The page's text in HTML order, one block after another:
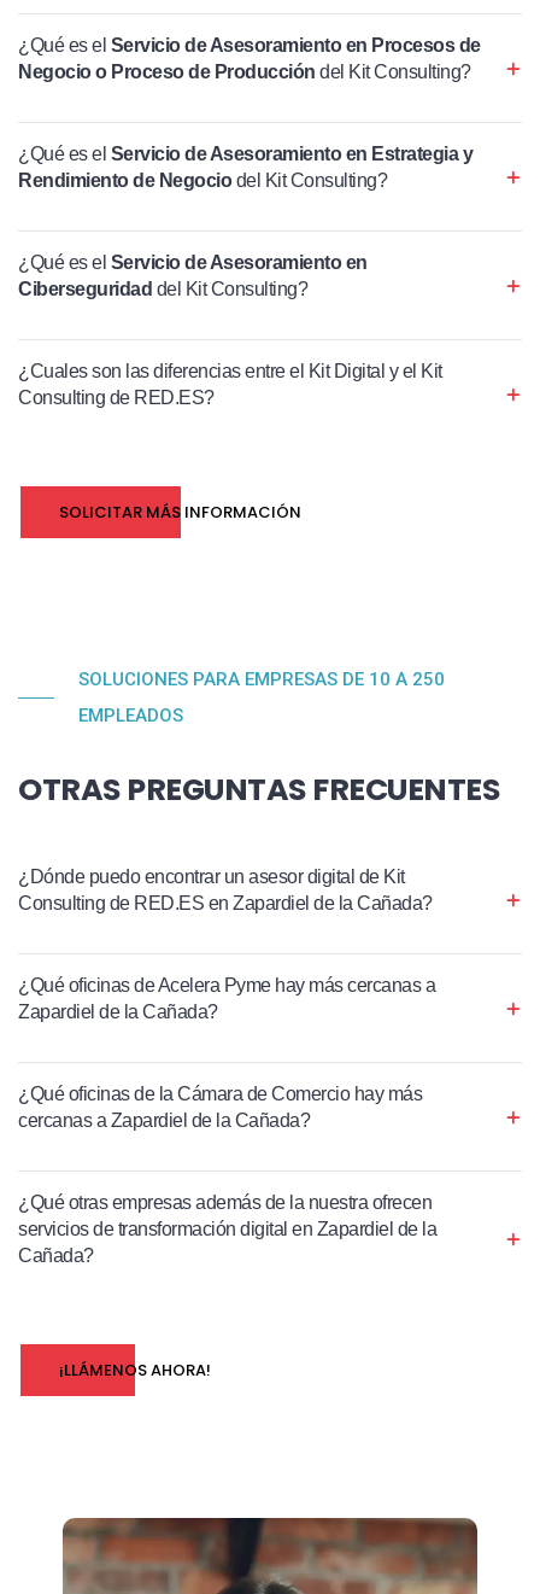
¿Qué es el Servicio de Asesoramiento en Procesos de
Negocio o Proceso de Producción del Kit Consulting?
¿Qué es el Servicio de Asesoramiento en Estrategia y
Rendimiento de Negociodel Kit Consulting?
¿Qué es el Servicio de Asesoramiento en
Ciberseguridad del Kit Consulting?
¿Cuales son las diferencias entre el Kit Digital y el Kit
Consulting de RED.ES?
SOLICITAR MÁS INFORMACIÓN
SOLUCIONES PARA EMPRESAS DE 10 A 250
EMPLEADOS
OTRAS PREGUNTAS FRECUENTES
¿Dónde puedo encontrar un asesor digital de Kit
Consulting de RED.ES en Zapardiel de la Cañada?
¿Qué oficinas de Acelera Pyme hay más cercanas a
Zapardiel de la Cañada?
¿Qué oficinas de la Cámara de Comercio hay más
cercanas a Zapardiel de la Cañada?
¿Qué otras empresas además de la nuestra ofrecen
servicios de transformación digital en Zapardiel de la
Cañada?
¡LLÁMENOS AHORA!